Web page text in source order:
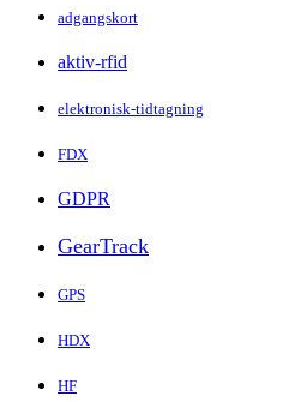
adgangskort
aktiv-rfid
elektronisk-tidtagning
FDX
GDPR
GearTrack
GPS
HDX
HF